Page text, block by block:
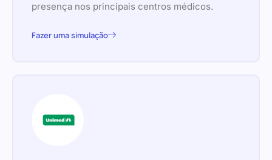
presença nos principais centros médicos.
Fazer uma simulação